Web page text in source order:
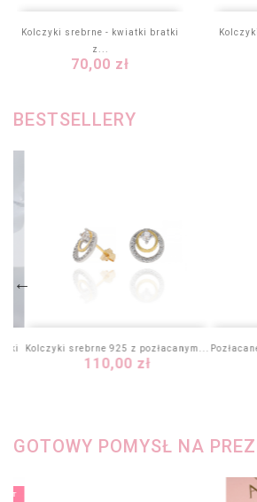
Kolczyki srebrne - kwiatki bratki
z...
Cena
70,00 zł
BESTSELLERY
Kolczyki srebrne 925 z pozłacanym...
Cena
110,00 zł
GOTOWY POMYSŁ NA